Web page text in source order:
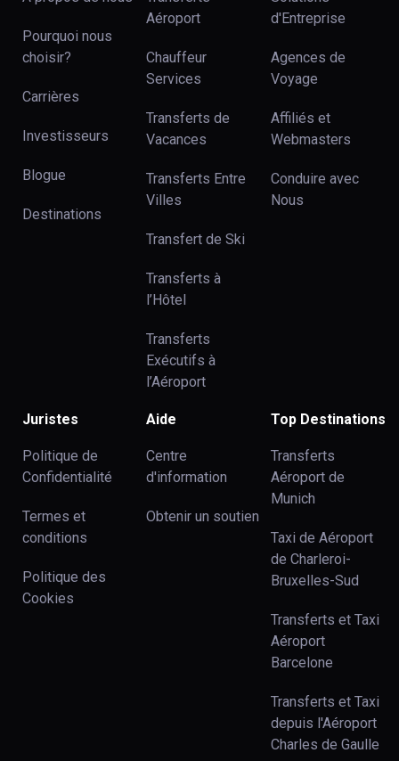
Pourquoi nous
choisir?
Carrières
Investisseurs
Blogue
Destinations
Aéroport
Chauffeur
Services
Transferts de
Vacances
Transferts Entre
Villes
Transfert de Ski
Transferts à
l’Hôtel
Transferts
Exécutifs à
l’Aéroport
d'Entreprise
Agences de
Voyage
Affiliés et
Webmasters
Conduire avec
Nous
Juristes
Politique de
Confidentialité
Termes et
conditions
Politique des
Cookies
Aide
Centre
d'information
Obtenir un soutien
Top Destinations
Transferts
Aéroport de
Munich
Taxi de Aéroport
de Charleroi-
Bruxelles-Sud
Transferts et Taxi
Aéroport
Barcelone
Transferts et Taxi
depuis l'Aéroport
Charles de Gaulle